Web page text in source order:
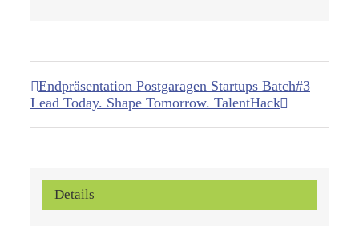
Endpräsentation Postgaragen Startups Batch#3
Lead Today. Shape Tomorrow. TalentHack
Details